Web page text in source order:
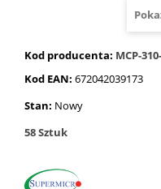
Kod producenta: MCP-
Kod EAN: 672042039173
Stan: Nowy
58Sztuk